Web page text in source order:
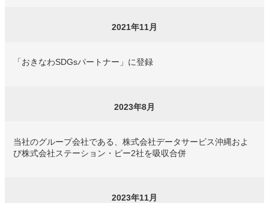
2021年11月
「おきなわSDGsパートナー」に登録
2023年8月
当社のグループ会社である、株式会社データサービス沖縄およ
び株式会社ステーション・ピー2社を吸収合併
2023年11月